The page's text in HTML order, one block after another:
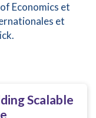
Economics et
et
Scalable